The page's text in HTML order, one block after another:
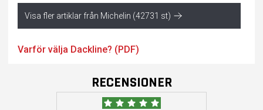
Visa fler artiklar från Michelin (42731 st)
Varför välja Dackline? (PDF)
RECENSIONER